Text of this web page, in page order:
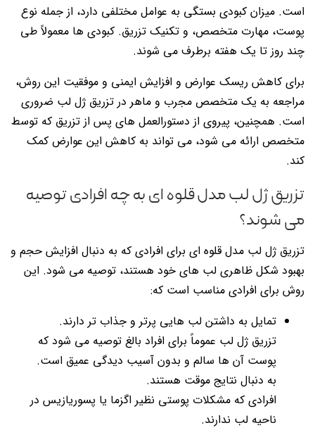
است. میزان کبودی بستگی به عوامل مختلفی دارد، از جمله نوع
پوست، مهارت متخصص، و تکنیک تزریق. کبودی ها معمولاً طی
چند روز تا یک هفته برطرف می شوند.
برای کاهش ریسک عوارض و افزایش ایمنی و موفقیت این روش،
مراجعه به یک متخصص مجرب و ماهر در تزریق ژل لب ضروری
است. همچنین، پیروی از دستورالعمل های پس از تزریق که توسط
متخصص ارائه می شود، می تواند به کاهش این عوارض کمک
کند.
تزریق ژل لب مدل قلوه ای به چه افرادی توصیه
می شوند؟
تزریق ژل لب مدل قلوه ای برای افرادی که به دنبال افزایش حجم و
بهبود شکل ظاهری لب های خود هستند، توصیه می شود. این
روش برای افرادی مناسب است که:
تمایل به داشتن لب هایی پرتر و جذاب تر دارند.
تزریق ژل لب عموماً برای افراد بالغ توصیه می شود که
پوست آن ها سالم و بدون آسیب دیدگی عمیق است.
به دنبال نتایج موقت هستند.
افرادی که مشکلات پوستی نظیر اگزما یا پسوریازیس در
ناحیه لب ندارند.